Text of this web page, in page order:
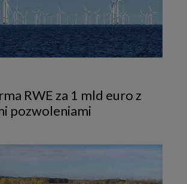
RWE za 1 mld euro z
pozwoleniami